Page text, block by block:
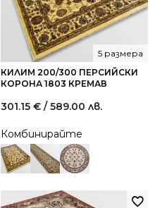
КИЛИМ 200/300 ПЕРСИЙСКИ
КОРОНА 1803 КРЕМАВ
5 размера
301.15 € / 589.00 лв.
Комбинирайте